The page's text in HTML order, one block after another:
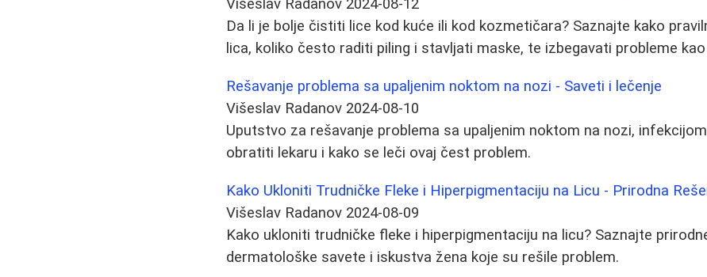
Višeslav Radanov 2024-08-12
Da li je bolje čistiti lice kod kuće ili kod kozmetičara? Saznajte kako
lica, koliko često raditi piling i stavljati maske, te izbegavati probleme
Rešavanje problema sa upaljenim noktom na nozi - Saveti i lečenje
Višeslav Radanov 2024-08-10
Uputstvo za rešavanje problema sa upaljenim noktom na nozi,
obratiti lekaru i kako se leči ovaj čest problem.
Kako Ukloniti Trudničke Fleke i Hiperpigmentaciju na Licu - Prirodna
Višeslav Radanov 2024-08-09
Kako ukloniti trudničke fleke i hiperpigmentaciju na licu? Saznajte
dermatološke savete i iskustva žena koje su rešile problem.